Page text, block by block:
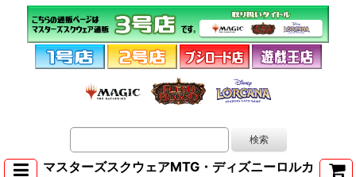
マスターズスクウェアMTG・ディズニーロルカ